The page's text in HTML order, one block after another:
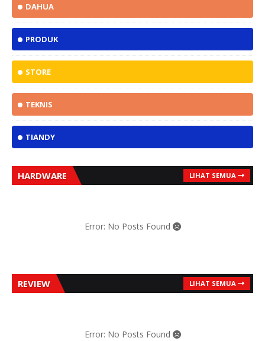
DAHUA
PRODUK
STORE
TEKNIS
TIANDY
HARDWARE LIHAT SEMUA
Error: No Posts Found
REVIEW LIHAT SEMUA
Error: No Posts Found